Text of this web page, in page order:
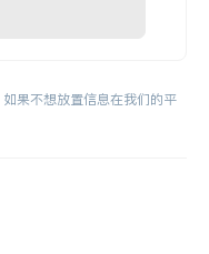
如果不想放置信息在我们的平